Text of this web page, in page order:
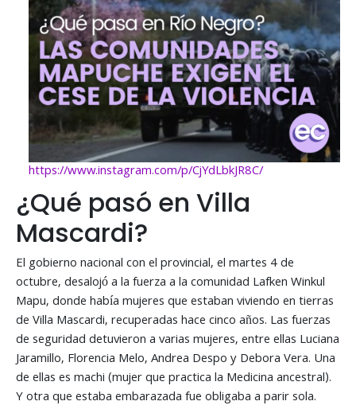
https://www.instagram.com/p/CjYdLbkJR8C/
¿Qué pasó en Villa
Mascardi?
El gobierno nacional con el provincial, el martes 4 de
octubre, desalojó a la fuerza a la comunidad Lafken Winkul
Mapu, donde había mujeres que estaban viviendo en tierras
de Villa Mascardi, recuperadas hace cinco años. Las fuerzas
de seguridad detuvieron a varias mujeres, entre ellas Luciana
Jaramillo, Florencia Melo, Andrea Despo y Debora Vera. Una
de ellas es machi (mujer que practica la Medicina ancestral).
Y otra que estaba embarazada fue obligaba a parir sola.